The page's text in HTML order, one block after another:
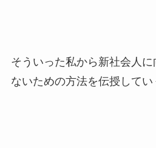
そういった私から新社会人
ないための方法を伝授してい